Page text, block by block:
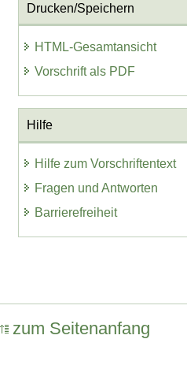
Drucken/Speichern
HTML-Gesamtansicht
Vorschrift als PDF
Hilfe
Hilfe zum Vorschriftentext
Fragen und Antworten
Barrierefreiheit
zum Seitenanfang